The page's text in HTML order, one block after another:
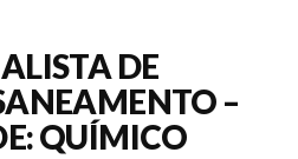
DE
–
QUÍMICO